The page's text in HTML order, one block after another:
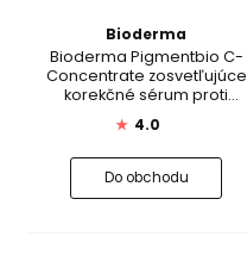
Bioderma
Bioderma Pigmentbio C-
Concentrate zosvetľujúce
korekčné sérum proti
★ 4.0
Do obchodu